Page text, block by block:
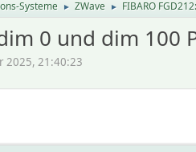
Systeme ► ZWave ► FIBARO
0 und dim 100
2025, 21:40:23